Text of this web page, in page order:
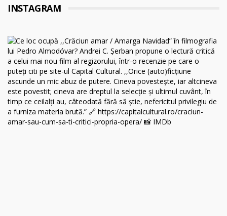
INSTAGRAM